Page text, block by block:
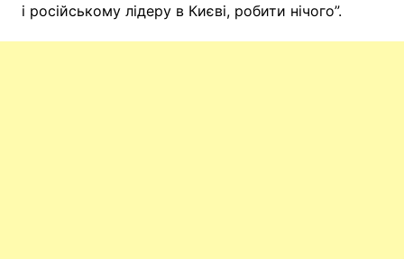
і російському лідеру в Києві, робити нічого”.